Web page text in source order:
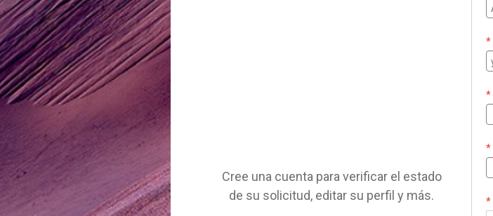
Cree una cuenta para verificar el estado
de su solicitud, editar su perfil y más.